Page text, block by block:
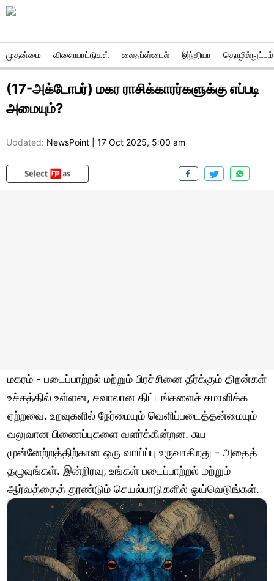
முதன்மை விளையாட்டுகள் லைஃப்ஸ்டைல் இந்தியா தொழில்நுட்பம்
(17-அக்டோபர்) மகர ராசிக்காரர்களுக்கு எப்படி
அமையும்?
Updated: NewsPoint 17 Oct 2025, 5:00 am
மகரம் - படைப்பாற்றல் மற்றும் பிரச்சினை தீர்க்கும் திறன்கள்
உச்சத்தில் உள்ளன, சவாலான திட்டங்களைச் சமாளிக்க
ஏற்றவை. உறவுகளில் நேர்மையும் வெளிப்படைத்தன்மையும்
வலுவான பிணைப்புகளை வளர்க்கின்றன. சுய
முன்னேற்றத்திற்கான ஒரு வாய்ப்பு உருவாகிறது - அதைத்
தழுவுங்கள். இன்றிரவு, உங்கள் படைப்பாற்றல் மற்றும்
ஆர்வத்தைத் தூண்டும் செயல்பாடுகளில் ஓய்வெடுங்கள்.